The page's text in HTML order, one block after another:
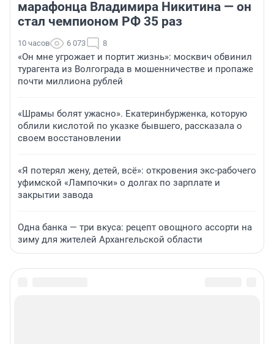
марафонца Владимира Никитина — он
стал чемпионом РФ 35 раз
10 часов 6 073 8
«Он мне угрожает и портит жизнь»: москвич обвинил
турагента из Волгограда в мошенничестве и пропаже
почти миллиона рублей
«Шрамы болят ужасно». Екатеринбурженка, которую
облили кислотой по указке бывшего, рассказала о
своем восстановлении
«Я потерял жену, детей, всё»: откровения экс-рабочего
уфимской «Лампочки» о долгах по зарплате и
закрытии завода
Одна банка — три вкуса: рецепт овощного ассорти на
зиму для жителей Архангельской области